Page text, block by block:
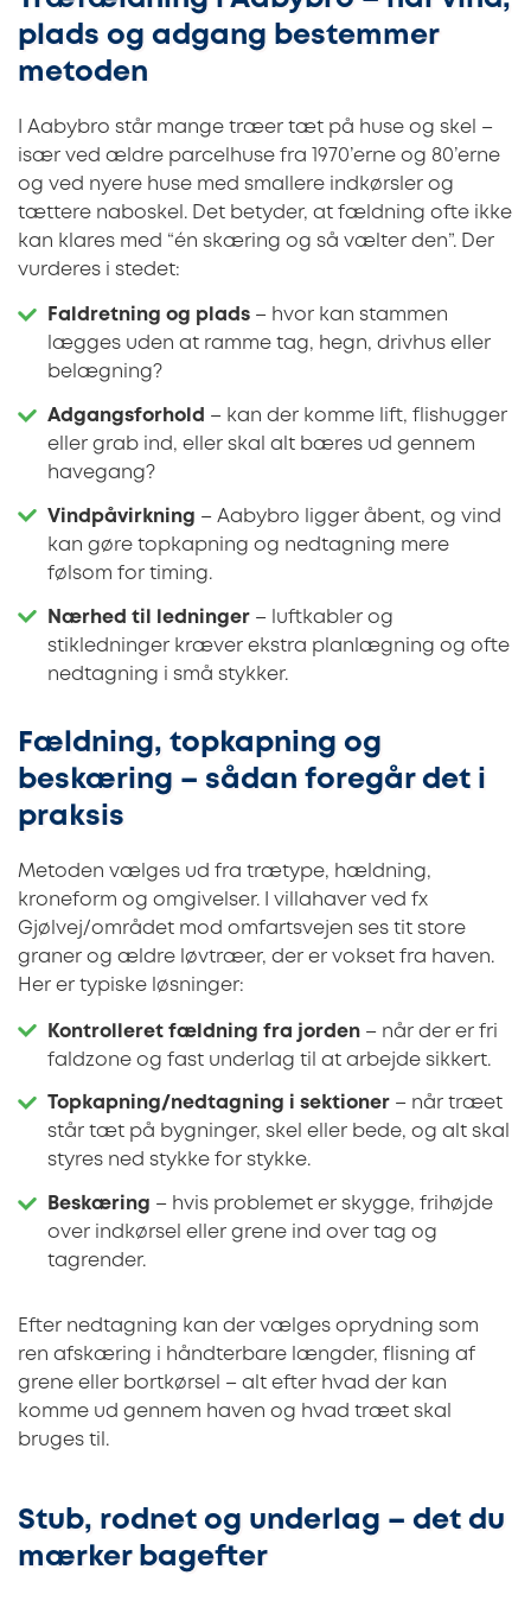
plads og adgang bestemmer
metoden
I Aabybro står mange træer tæt på huse og skel –
især ved ældre parcelhuse fra 1970’erne og 80’erne
og ved nyere huse med smallere indkørsler og
tættere naboskel. Det betyder, at fældning ofte ikke
kan klares med “én skæring og så vælter den”. Der
vurderes i stedet:
Faldretning og plads – hvor kan stammen
lægges uden at ramme tag, hegn, drivhus eller
belægning?
Adgangsforhold – kan der komme lift, flishugger
eller grab ind, eller skal alt bæres ud gennem
havegang?
Vindpåvirkning – Aabybro ligger åbent, og vind
kan gøre topkapning og nedtagning mere
følsom for timing.
Nærhed til ledninger – luftkabler og
stikledninger kræver ekstra planlægning og ofte
nedtagning i små stykker.
Fældning, topkapning og
beskæring – sådan foregår det i
praksis
Metoden vælges ud fra trætype, hældning,
kroneform og omgivelser. I villahaver ved fx
Gjølvej/området mod omfartsvejen ses tit store
graner og ældre løvtræer, der er vokset fra haven.
Her er typiske løsninger:
Kontrolleret fældning fra jorden – når der er fri
faldzone og fast underlag til at arbejde sikkert.
Topkapning/nedtagning i sektioner – når træet
står tæt på bygninger, skel eller bede, og alt skal
styres ned stykke for stykke.
Beskæring – hvis problemet er skygge, frihøjde
over indkørsel eller grene ind over tag og
tagrender.
Efter nedtagning kan der vælges oprydning som
ren afskæring i håndterbare længder, flisning af
grene eller bortkørsel – alt efter hvad der kan
komme ud gennem haven og hvad træet skal
bruges til.
Stub, rodnet og underlag – det du
mærker bagefter